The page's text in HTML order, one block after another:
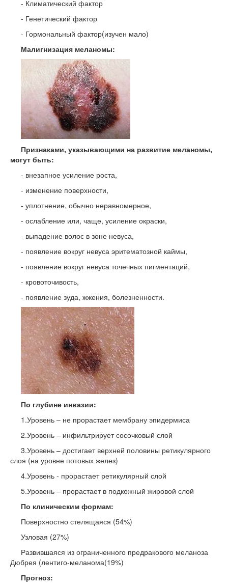
- Климатический фактор
- Генетический фактор
- Гормональный фактор(изучен мало)
Малигнизация меланомы:
Признаками, указывающими на развитие меланомы,
могут быть:
- внезапное усиление роста,
- изменение поверхности,
- уплотнение, обычно неравномерное,
- ослабление или, чаще, усиление окраски,
- выпадение волос в зоне невуса,
- появление вокруг невуса эритематозной каймы,
- появление вокруг невуса точечных пигментаций,
- кровоточивость,
- появление зуда, жжения, болезненности.
По глубине инвазии:
1.Уровень – не прорастает мембрану эпидермиса
2.Уровень – инфильтрирует сосочковый слой
3.Уровень – достигает верхней половины ретикулярного
слоя (на уровне потовых желез)
4.Уровень - прорастает ретикулярный слой
5.Уровень – прорастает в подкожный жировой слой
По клиническим формам:
Поверхностно стелящаяся (54%)
Узловая (27%)
Развившаяся из ограниченного предракового меланоза
Дюбрея (лентиго-меланома(19%)
Прогноз: